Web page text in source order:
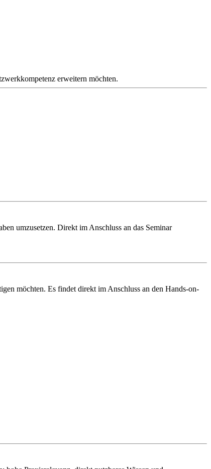
erweitern möchten.
umzusetzen. Direkt im Anschluss an das Seminar
möchten. Es findet direkt im Anschluss an den Hands-on-